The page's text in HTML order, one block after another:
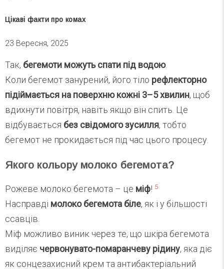
Цікаві факти про комах
23 Вересня, 2025
Так, бегемоти можуть спати під водою.
Коли бегемот занурений, його тіло рефлекторно
підіймається на поверхню кожні 3–5 хвилин, щоб
вдихнути повітря, навіть якщо він спить. Це
відбувається без свідомого зусилля, тобто
бегемот не прокидається під час цього процесу.
Якого кольору молоко бегемота?
Рожеве молоко бегемота – це міф! 5
Насправді молоко бегемота біле, як і у більшості
ссавців.
Міф можливо виник через те, що шкіра бегемота
виділяє червонувато-помаранчеву рідину, яка діє
як сонцезахисний крем та антибактеріальний